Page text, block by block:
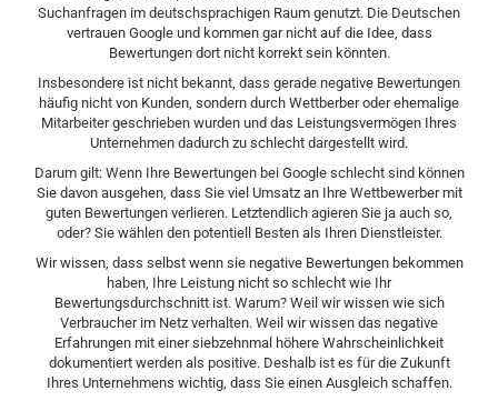
Suchanfragen im deutschsprachigen Raum genutzt. Die Deutschen
vertrauen Google und kommen gar nicht auf die Idee, dass
Bewertungen dort nicht korrekt sein könnten.
Insbesondere ist nicht bekannt, dass gerade negative Bewertungen
häufig nicht von Kunden, sondern durch Wettberber oder ehemalige
Mitarbeiter geschrieben wurden und das Leistungsvermögen Ihres
Unternehmen dadurch zu schlecht dargestellt wird.
Darum gilt: Wenn Ihre Bewertungen bei Google schlecht sind können
Sie davon ausgehen, dass Sie viel Umsatz an Ihre Wettbewerber mit
guten Bewertungen verlieren. Letztendlich agieren Sie ja auch so,
oder? Sie wählen den potentiell Besten als Ihren Dienstleister.
Wir wissen, dass selbst wenn sie negative Bewertungen bekommen
haben, Ihre Leistung nicht so schlecht wie Ihr
Bewertungsdurchschnitt ist. Warum? Weil wir wissen wie sich
Verbraucher im Netz verhalten. Weil wir wissen das negative
Erfahrungen mit einer siebzehnmal höhere Wahrscheinlichkeit
dokumentiert werden als positive. Deshalb ist es für die Zukunft
Ihres Unternehmens wichtig, dass Sie einen Ausgleich schaffen.